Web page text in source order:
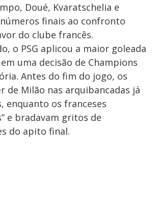
Doué, Kvaratschelia e
finais ao confronto
do clube francês.
o PSG aplicou a maior goleada
uma decisão de Champions
Antes do fim do jogo, os
de Milão nas arquibancadas já
enquanto os franceses
e bradavam gritos de
do apito final.